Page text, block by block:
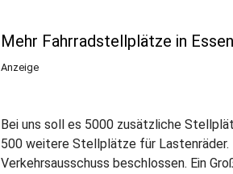
Mehr Fahrradstellplätze in Essen
Anzeige
Bei uns soll es 5000 zusätzliche
500 weitere Stellplätze für
Verkehrsausschuss beschlossen. Ein